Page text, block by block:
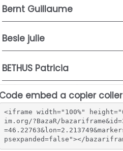
Code embed a copier
<iframe width="100%"
im.org/?BazaR/
psexpanded=false"></